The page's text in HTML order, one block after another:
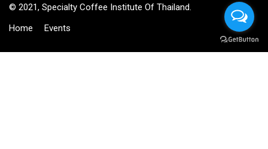
© 2021, Specialty Coffee Institute Of Thailand.
Home
Events